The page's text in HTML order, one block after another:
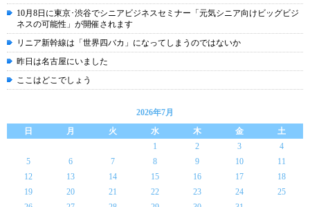
10月8日に東京･渋谷でシニアビジネスセミナー「元気シニア向けビッグビジ
ネスの可能性」が開催されます
リニア新幹線は「世界四バカ」になってしまうのではないか
昨日は名古屋にいました
ここはどこでしょう
2026年7月
日
月 火 水 木 金
土
1
2 3
4
5
6 7 8 9 10
11
12
13 14 15 16 17
18
19
20 21 22 23 24
25